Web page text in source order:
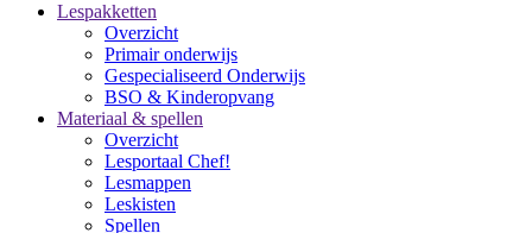
Lespakketten
Overzicht
Primair onderwijs
Gespecialiseerd Onderwijs
BSO & Kinderopvang
Materiaal & spellen
Overzicht
Lesportaal Chef!
Lesmappen
Leskisten
Spellen